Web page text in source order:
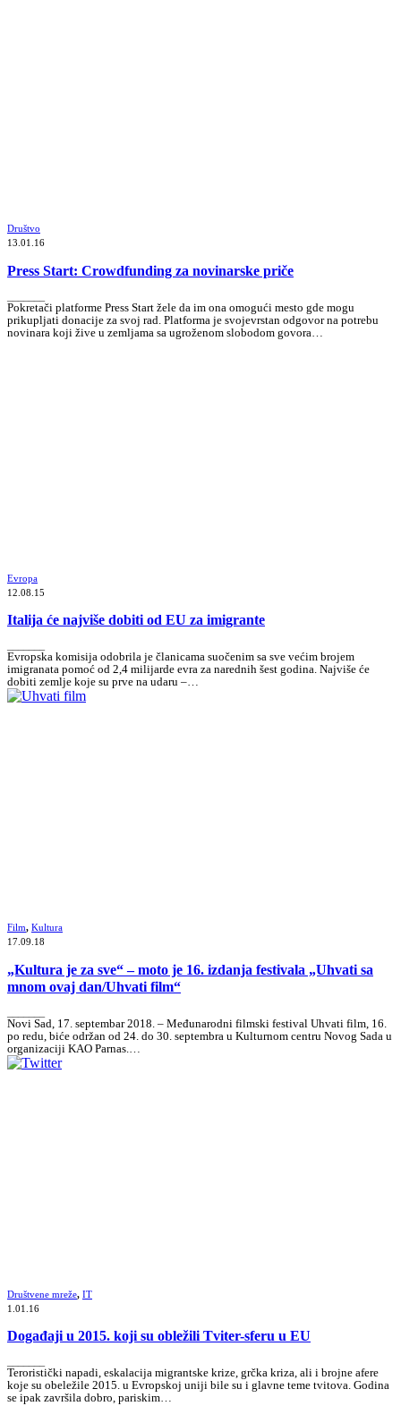
Društvo
13.01.16
Press Start: Crowdfunding za novinarske priče
Pokretači platforme Press Start žele da im ona omogući mesto gde mogu
prikupljati donacije za svoj rad. Platforma je svojevrstan odgovor na potrebu
novinara koji žive u zemljama sa ugroženom slobodom govora…
Evropa
12.08.15
Italija će najviše dobiti od EU za imigrante
Evropska komisija odobrila je članicama suočenim sa sve većim brojem
imigranata pomoć od 2,4 milijarde evra za narednih šest godina. Najviše će
dobiti zemlje koje su prve na udaru –…
Film, Kultura
17.09.18
„Kultura je za sve“ – moto je 16. izdanja festivala „Uhvati sa
mnom ovaj dan/Uhvati film“
Novi Sad, 17. septembar 2018. – Međunarodni filmski festival Uhvati film, 16.
po redu, biće održan od 24. do 30. septembra u Kulturnom centru Novog Sada u
organizaciji KAO Parnas.…
Društvene mreže, IT
1.01.16
Događaji u 2015. koji su obležili Tviter-sferu u EU
Teroristički napadi, eskalacija migrantske krize, grčka kriza, ali i brojne afere
koje su obeležile 2015. u Evropskoj uniji bile su i glavne teme tvitova. Godina
se ipak završila dobro, pariskim…